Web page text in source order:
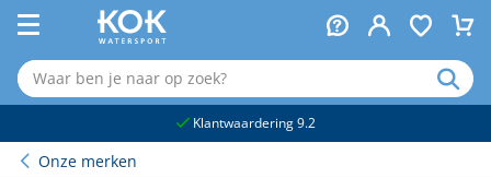
Klantwaardering 9.2
Onze merken